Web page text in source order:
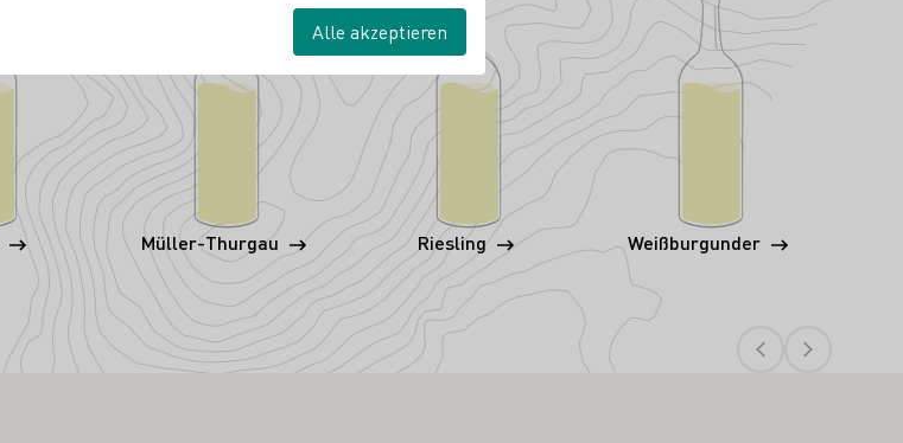
Müller-Thurgau Riesling Weißburgunder
Alle akzeptieren